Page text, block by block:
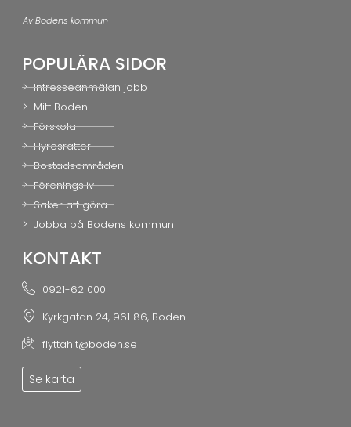
Av Bodens kommun
POPULÄRA SIDOR
Intresseanmälan jobb
Mitt Boden
Förskola
Hyresrätter
Bostadsområden
Föreningsliv
Saker att göra
Jobba på Bodens kommun
KONTAKT
0921-62 000
Kyrkgatan 24, 961 86, Boden
flyttahit@boden.se
Se karta